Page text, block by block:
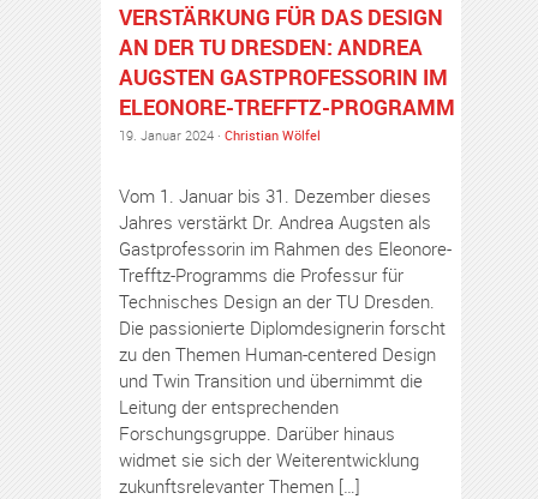
VERSTÄRKUNG FÜR DAS DESIGN
AN DER TU DRESDEN: ANDREA
AUGSTEN GASTPROFESSORIN IM
ELEONORE-TREFFTZ-PROGRAMM
19. Januar 2024 · Christian Wölfel
Vom 1. Januar bis 31. Dezember dieses
Jahres verstärkt Dr. Andrea Augsten als
Gastprofessorin im Rahmen des Eleonore-
Trefftz-Programms die Professur für
Technisches Design an der TU Dresden.
Die passionierte Diplomdesignerin forscht
zu den Themen Human-centered Design
und Twin Transition und übernimmt die
Leitung der entsprechenden
Forschungsgruppe. Darüber hinaus
widmet sie sich der Weiterentwicklung
zukunftsrelevanter Themen […]